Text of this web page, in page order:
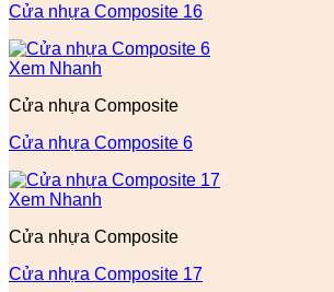
Cửa nhựa Composite 16
Xem Nhanh
Cửa nhựa Composite
Cửa nhựa Composite 6
Xem Nhanh
Cửa nhựa Composite
Cửa nhựa Composite 17